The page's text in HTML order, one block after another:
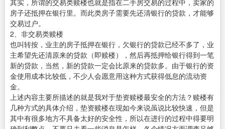
其实，所谓的交易类赎楼也就是指在二手房交易的过程中，卖家的
房子还抵押在银行里。而此类房子需要先还清银行的贷款，才能够
交易过户。
2、非交易类赎楼
也叫转按，业主的房子抵押在银行，欠银行的贷款已经不多了，业
主希望先还清原来的贷款（即赎楼），然后再抵押给银行得到一笔
新的贷款，当然，新的贷款一定会比原来的贷款多。由于银行的资
金使用成本比较低，不少人会愿意用这种方式获得低息的流动资
金。
上述内容主要所描述的就是我对于垫资赎楼最安全的方法？赎楼有
几种方式的具体介绍，垫资赎楼在现如今来说虽说比较快速，但是
其中有很多地方不具备太好的安全性，所以在进行的过程中得要明